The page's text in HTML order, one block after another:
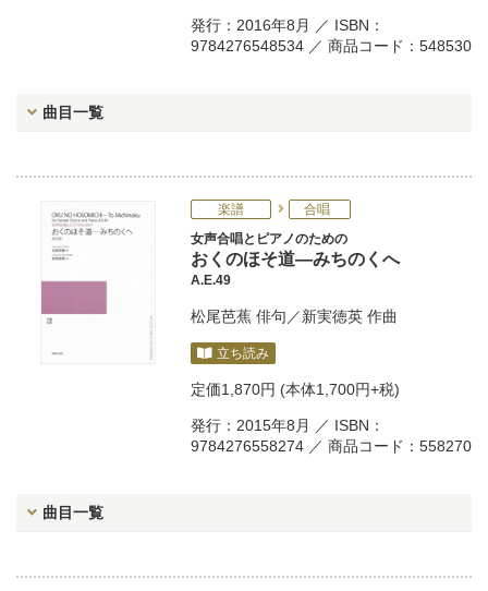
発行：2016年8月 ／ ISBN：
9784276548534 ／ 商品コード：548530
曲目一覧
楽譜
合唱
女声合唱とピアノのための
おくのほそ道―みちのくへ
A.E.49
松尾芭蕉 俳句／新実徳英 作曲
立ち読み
定価1,870円 (本体1,700円+税)
発行：2015年8月 ／ ISBN：
9784276558274 ／ 商品コード：558270
曲目一覧